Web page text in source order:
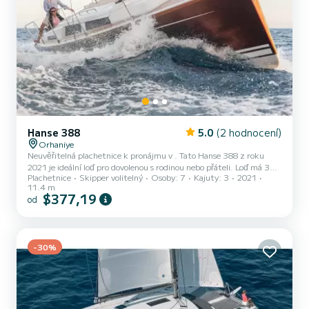
Hanse 388 5.0 (2 hodnocení)
Orhaniye
Neuvěřitelná plachetnice k pronájmu v . Tato Hanse 388 z roku
2021 je ideální loď pro dovolenou s rodinou nebo přáteli. Loď má 3
plně vybavené kajuty a kapacitu 7 osob. S celkovou délkou 11
metrů bude vaším nejlepším spojencem pro strávení výjimečné
dovolené na vodě v okolí Tento Hanse 388 je vybaven 1 hlavicí se
Plachetnice Skipper volitelný Osoby: 7 Kajuty: 3
2021
11.4 m
od $377,19
-30%